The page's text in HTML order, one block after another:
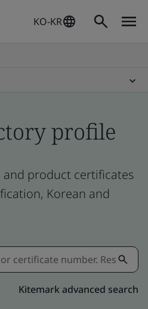
KO-KR
profile
and product certificates
Korean and
Kitemark advanced search